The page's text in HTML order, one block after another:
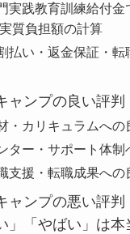
実践教育訓練給付金
質負担額の計算
払い・返金保証・転
ャンプの良い評判
・カリキュラムへの
ター・サポート体制
支援・転職成果への
ャンプの悪い評
」「やばい」は本